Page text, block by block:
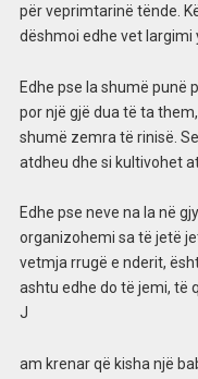
për veprimtarinë tënde.
dëshmoi edhe vet largimi
Edhe pse la shumë punë
por një gjë dua të ta
shumë zemra të rinisë.
atdheu dhe si kultivohet
Edhe pse neve na la në
organizohemi sa të jetë
vetmja rrugë e nderit,
ashtu edhe do të jemi, të
J
am krenar që kisha një